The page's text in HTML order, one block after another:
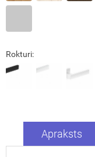
Rokturi:
Apraksts